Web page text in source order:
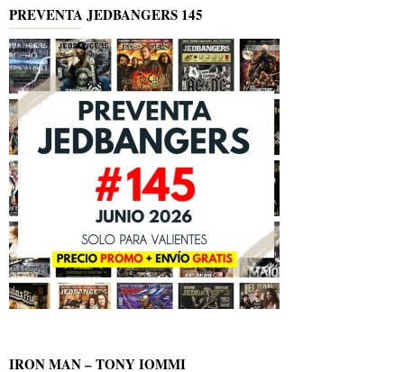
PREVENTA JEDBANGERS 145
IRON MAN – TONY IOMMI